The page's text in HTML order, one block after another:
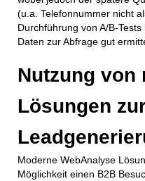
(u.a. Telefonnummer nicht
Durchführung von A/B-
Daten zur Abfrage gut
Nutzung von
Lösungen
Moderne WebAnalyse
Möglichkeit einen B2B